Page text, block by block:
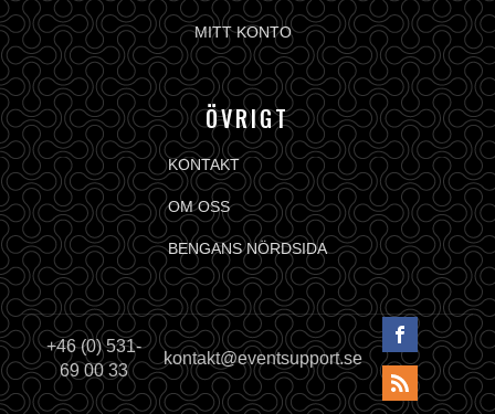
MITT KONTO
ÖVRIGT
KONTAKT
OM OSS
BENGANS NÖRDSIDA
+46 (0) 531-
69 00 33
kontakt@eventsupport.se